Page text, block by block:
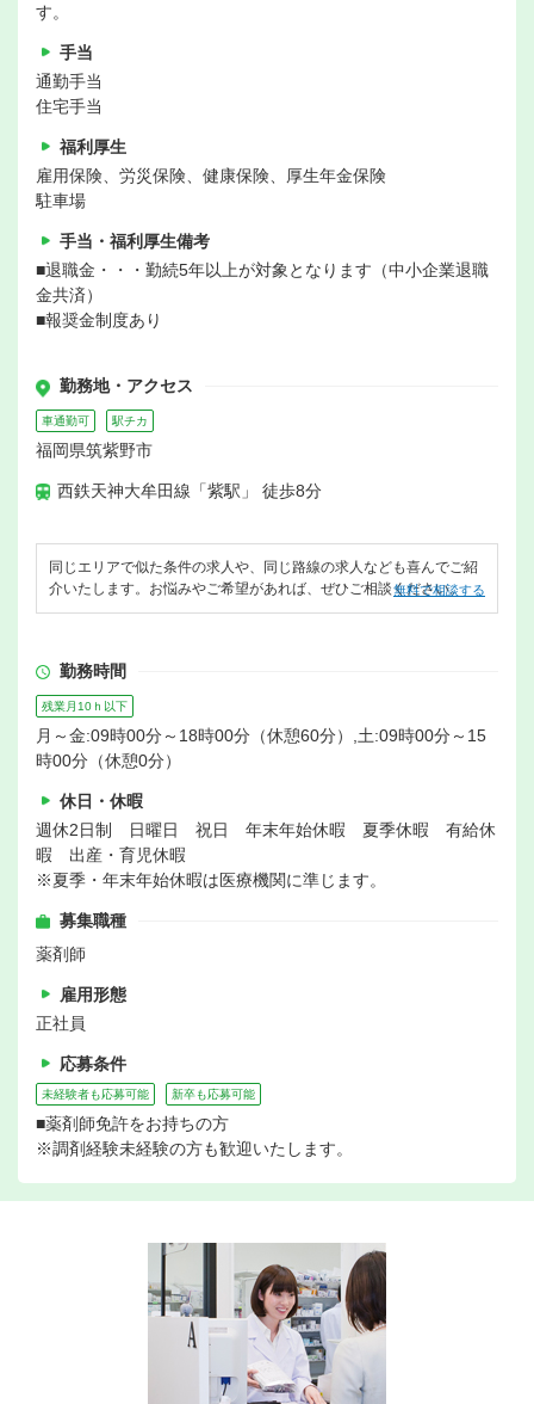
す。
手当
通勤手当
住宅手当
福利厚生
雇用保険、労災保険、健康保険、厚生年金保険
駐車場
手当・福利厚生備考
■退職金・・・勤続5年以上が対象となります（中小企業退職
金共済）
■報奨金制度あり
勤務地・アクセス
車通勤可 駅チカ
福岡県筑紫野市
西鉄天神大牟田線「紫駅」 徒歩8分
同じエリアで似た条件の求人や、同じ路線の求人なども喜んでご紹
介いたします。お悩みやご希望があれば、ぜひご相談ください。
無料で相談する
勤務時間
残業月10ｈ以下
月～金:09時00分～18時00分（休憩60分）,土:09時00分～15
時00分（休憩0分）
休日・休暇
週休2日制 日曜日 祝日 年末年始休暇 夏季休暇 有給休
暇 出産・育児休暇
※夏季・年末年始休暇は医療機関に準じます。
募集職種
薬剤師
雇用形態
正社員
応募条件
未経験者も応募可能 新卒も応募可能
■薬剤師免許をお持ちの方
※調剤経験未経験の方も歓迎いたします。